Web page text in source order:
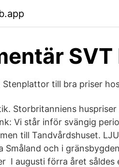
SVT
Stenplattor till bra priser
Storbritanniens
Vi står inför svängig
till Tandvårdshuset.
Småland och i
I augusti förra året såldes